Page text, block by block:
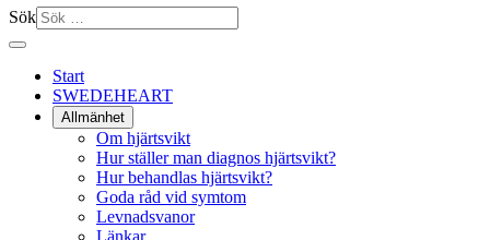
Sök
Start
SWEDEHEART
Allmänhet
Om hjärtsvikt
Hur ställer man diagnos hjärtsvikt?
Hur behandlas hjärtsvikt?
Goda råd vid symtom
Levnadsvanor
Länkar